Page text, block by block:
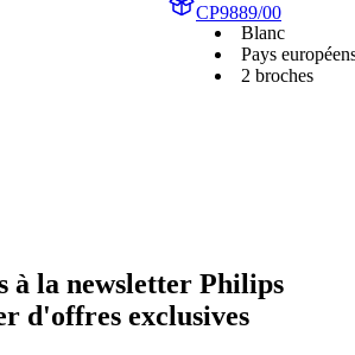
CP9889/00
Blanc
Pays
2 broches
à la newsletter Philips
d'offres exclusives